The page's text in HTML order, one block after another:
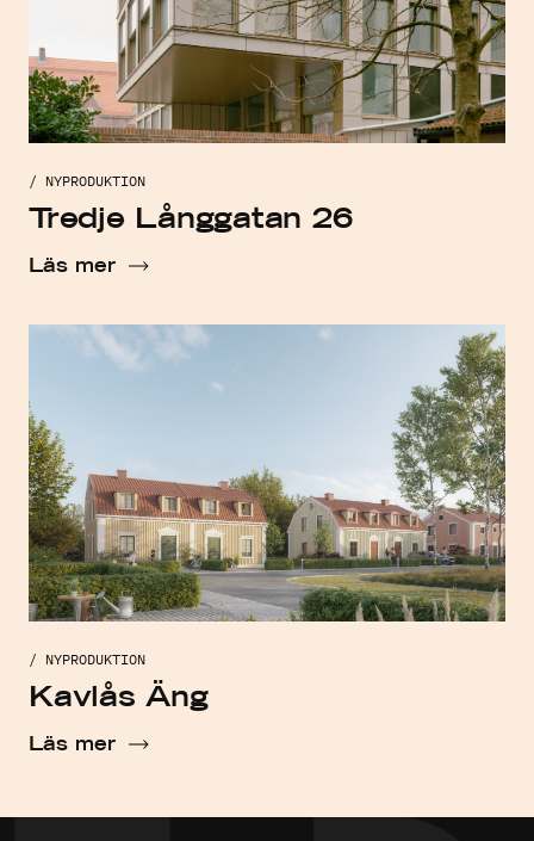
/ NYPRODUKTION
Tredje Långgatan 26
Läs mer
/ NYPRODUKTION
Kavlås Äng
Läs mer